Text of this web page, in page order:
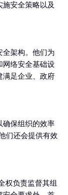
安全策略以及
全架构。他们为
网络安全基础设
满足企业、政府
确保组织的效率
们还会提供有效
权负责监督其组